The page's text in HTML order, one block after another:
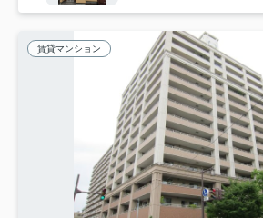
賃貸マンション